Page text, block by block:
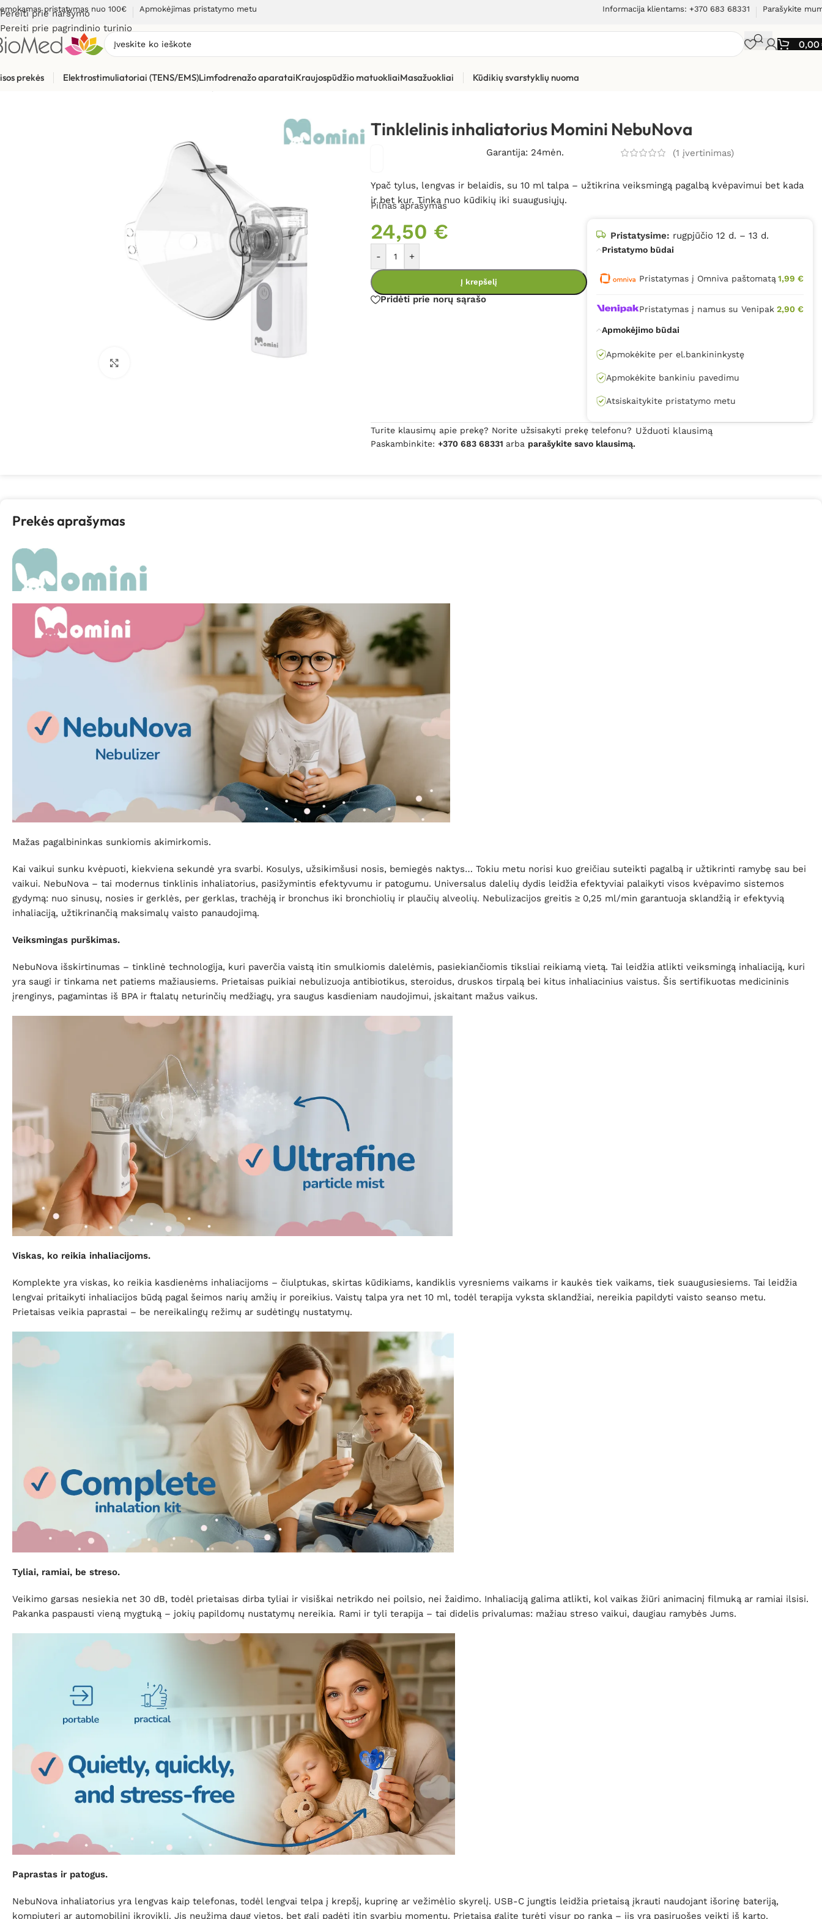
Pereiti prie naršymo
Pereiti prie pagrindinio turinio
pristatymas nuo 100€ Apmokėjimas pristatymo metu Informacija klientams: +370 683 68331 Parašykite
0,00
prekės Elektrostimuliatoriai (TENS/EMS)Limfodrenažo aparataiKraujospūdžio matuokliaiMasažuokliai Kūdikių svarstyklių nuoma
Sveikatos priežiūrai Tinklelinis inhaliatorius Momini NebuNova
Tinklelinis inhaliatorius Momini NebuNova
Garantija: 24mėn. (1 įvertinimas)
Ypač tylus, lengvas ir belaidis, su 10 ml talpa – užtikrina veiksmingą pagalbą kvėpavimui bet kada
ir bet kur. Tinka nuo kūdikių iki suaugusiųjų.
Pilnas aprašymas
24,50 €
- +
Į krepšelį
Pridėti prie norų sąrašo
Pristatysime: rugpjūčio 12 d. – 13 d.
Pristatymo būdai
Pristatymas į Omniva paštomatą 1,99 €
Pristatymas į namus su Venipak 2,90 €
Apmokėjimo būdai
Apmokėkite per el.bankininkystę
Apmokėkite bankiniu pavedimu
Atsiskaitykite pristatymo metu
Turite klausimų apie prekę? Norite užsisakyti prekę telefonu?
Paskambinkite:+370 683 68331 arba parašykite savo klausimą.
Užduoti klausimą
Prekės aprašymas
Mažas pagalbininkas sunkiomis akimirkomis.
Kai vaikui sunku kvėpuoti, kiekviena sekundė yra svarbi. Kosulys, užsikimšusi nosis, bemiegės naktys… Tokiu metu norisi kuo greičiau suteikti pagalbą ir užtikrinti ramybę sau bei
vaikui. NebuNova – tai modernus tinklinis inhaliatorius, pasižymintis efektyvumu ir patogumu. Universalus dalelių dydis leidžia efektyviai palaikyti visos kvėpavimo sistemos
gydymą: nuo sinusų, nosies ir gerklės, per gerklas, trachėją ir bronchus iki bronchiolių ir plaučių alveolių. Nebulizacijos greitis ≥ 0,25 ml/min garantuoja sklandžią ir efektyvią
inhaliaciją, užtikrinančią maksimalų vaisto panaudojimą.
Veiksmingas purškimas.
NebuNova išskirtinumas – tinklinė technologija, kuri paverčia vaistą itin smulkiomis dalelėmis, pasiekiančiomis tiksliai reikiamą vietą. Tai leidžia atlikti veiksmingą inhaliaciją, kuri
yra saugi ir tinkama net patiems mažiausiems. Prietaisas puikiai nebulizuoja antibiotikus, steroidus, druskos tirpalą bei kitus inhaliacinius vaistus. Šis sertifikuotas medicininis
įrenginys, pagamintas iš BPA ir ftalatų neturinčių medžiagų, yra saugus kasdieniam naudojimui, įskaitant mažus vaikus.
Viskas, ko reikia inhaliacijoms.
Komplekte yra viskas, ko reikia kasdienėms inhaliacijoms – čiulptukas, skirtas kūdikiams, kandiklis vyresniems vaikams ir kaukės tiek vaikams, tiek suaugusiesiems. Tai leidžia
lengvai pritaikyti inhaliacijos būdą pagal šeimos narių amžių ir poreikius. Vaistų talpa yra net 10 ml, todėl terapija vyksta sklandžiai, nereikia papildyti vaisto seanso metu.
Prietaisas veikia paprastai – be nereikalingų režimų ar sudėtingų nustatymų.
Tyliai, ramiai, be streso.
Veikimo garsas nesiekia net 30 dB, todėl prietaisas dirba tyliai ir visiškai netrikdo nei poilsio, nei žaidimo. Inhaliaciją galima atlikti, kol vaikas žiūri animacinį filmuką ar ramiai ilsisi.
Pakanka paspausti vieną mygtuką – jokių papildomų nustatymų nereikia. Rami ir tyli terapija – tai didelis privalumas: mažiau streso vaikui, daugiau ramybės Jums.
Paprastas ir patogus.
NebuNova inhaliatorius yra lengvas kaip telefonas, todėl lengvai telpa į krepšį, kuprinę ar vežimėlio skyrelį. USB-C jungtis leidžia prietaisą įkrauti naudojant išorinę bateriją,
kompiuterį ar automobilinį įkroviklį. Jis neužima daug vietos, bet gali padėti itin svarbiu momentu. Prietaisą galite turėti visur po ranka – jis yra pasiruošęs veikti iš karto.